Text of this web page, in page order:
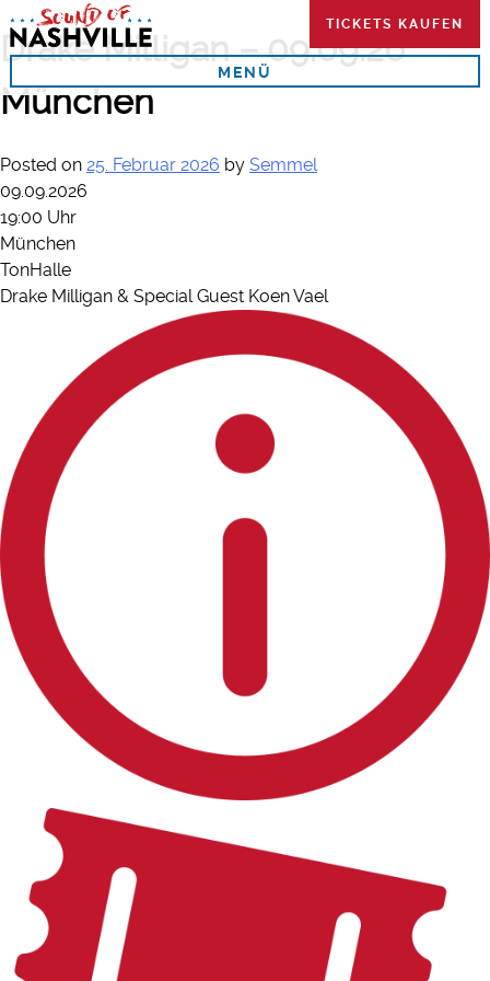
to
content
MENÜ
TICKETS KAUFEN
Drake Milligan – 09.09.26
München
Posted on 25. Februar 2026 by Semmel
09.09.2026
19:00 Uhr
München
TonHalle
Drake Milligan & Special Guest Koen Vael